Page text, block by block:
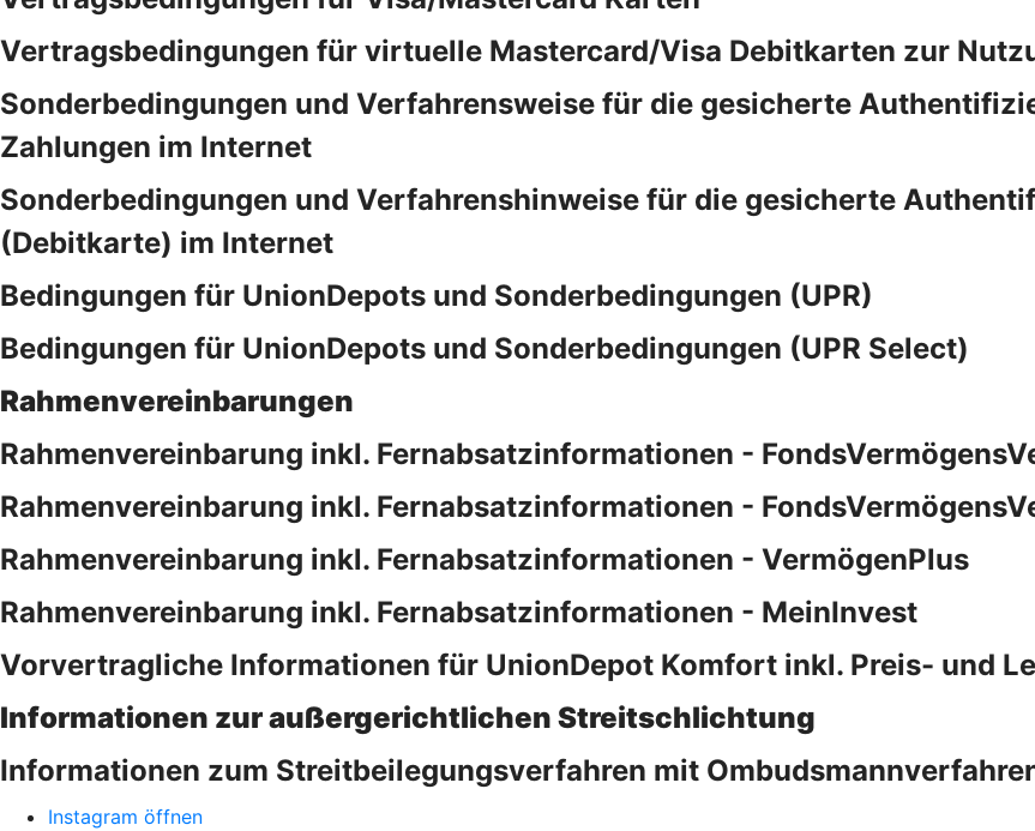
Vertragsbedingungen für virtuelle Mastercard/Visa Debitkarten zur
Sonderbedingungen und Verfahrensweise für die gesicherte
Zahlungen im Internet
Sonderbedingungen und Verfahrenshinweise für die gesicherte
(Debitkarte) im Internet
Bedingungen für UnionDepots und Sonderbedingungen (UPR)
Bedingungen für UnionDepots und Sonderbedingungen (UPR Select)
Rahmenvereinbarungen
Rahmenvereinbarung inkl. Fernabsatzinformationen -
Rahmenvereinbarung inkl. Fernabsatzinformationen -
Rahmenvereinbarung inkl. Fernabsatzinformationen - VermögenPlus
Rahmenvereinbarung inkl. Fernabsatzinformationen - MeinInvest
Vorvertragliche Informationen für UnionDepot Komfort inkl. Preis- und
Informationen zur außergerichtlichen Streitschlichtung
Informationen zum Streitbeilegungsverfahren mit
Instagram öffnen